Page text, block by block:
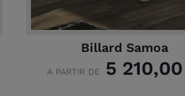
Billard Samoa
A PARTIR DE 5